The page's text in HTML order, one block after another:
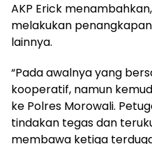
AKP Erick
melakukan
lainnya.
“Pada awalnya yang
kooperatif, namun
ke Polres Morowali.
tindakan tegas dan
membawa ketiga